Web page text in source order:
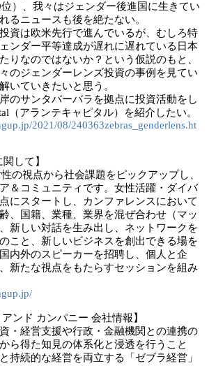
）、我々はジェンダー後進国に生きてい
るニュースも後を絶たない。
資は欧米先行で進んでいるが、むしろ特
ンダー平等達成が遅れに遅れている日本
りなのではないか？という仮説のもと、
のジェンダーレンズ投資の事例を見てい
いていきたいと思う。
のサンタバーバラを拠点に投資活動をし
（アランテキャピタル）を紹介したい。
2021/08/240363zebras_genderlens.ht
して】
の視点から社会課題をピックアップし、
＆コミュニティです。女性活躍・ダイバ
にスタートし、カンファレンスにおいて
、国籍、業種、業界を混ぜ合わせ（マッ
新しい対話を生み出し、ネットワークを
こと、新しいビジネスを創出できる場を
内外のスピーカーを招聘し、個人と企
新たな視点をもたらすセッションを組み
ンド カンパニー 会社情報】
・経営支援や行政・金融機関との連携の
ら得た知見の体系化と浸透を行うこと
持続的な経営を両立する「ゼブラ経営」